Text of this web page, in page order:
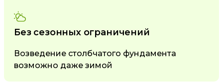
Без сезонных ограничений
Возведение столбчатого фундамента
возможно даже зимой